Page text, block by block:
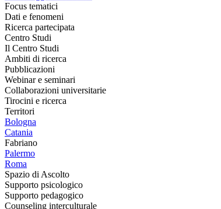
Focus tematici
Dati e fenomeni
Ricerca partecipata
Centro Studi
Il Centro Studi
Ambiti di ricerca
Pubblicazioni
Webinar e seminari
Collaborazioni universitarie
Tirocini e ricerca
Territori
Bologna
Catania
Fabriano
Palermo
Roma
Spazio di Ascolto
Supporto psicologico
Supporto pedagogico
Counseling interculturale